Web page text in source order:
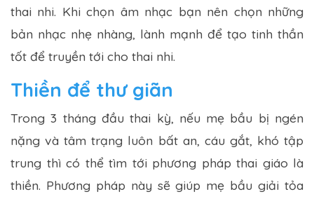
thai nhi. Khi chọn âm nhạc bạn nên chọn những
bản nhạc nhẹ nhàng, lành mạnh để tạo tinh thần
tốt để truyền tới cho thai nhi.
Thiền để thư giãn
Trong 3 tháng đầu thai kỳ, nếu mẹ bầu bị ngén
nặng và tâm trạng luôn bất an, cáu gắt, khó tập
trung thì có thể tìm tới phương pháp thai giáo là
thiền. Phương pháp này sẽ giúp mẹ bầu giải tỏa